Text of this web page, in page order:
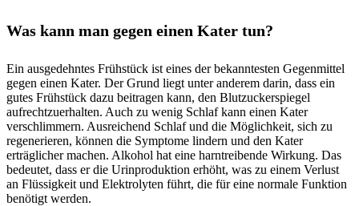
Was kann man gegen einen Kater tun?
Ein ausgedehntes Frühstück ist eines der bekanntesten Gegenmittel
gegen einen Kater. Der Grund liegt unter anderem darin, dass ein
gutes Frühstück dazu beitragen kann, den Blutzuckerspiegel
aufrechtzuerhalten. Auch zu wenig Schlaf kann einen Kater
verschlimmern. Ausreichend Schlaf und die Möglichkeit, sich zu
regenerieren, können die Symptome lindern und den Kater
erträglicher machen. Alkohol hat eine harntreibende Wirkung. Das
bedeutet, dass er die Urinproduktion erhöht, was zu einem Verlust
an Flüssigkeit und Elektrolyten führt, die für eine normale Funktion
benötigt werden.